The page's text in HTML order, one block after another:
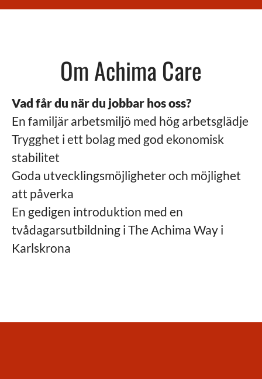
Om Achima Care
Vad får du när du jobbar hos oss?
En familjär arbetsmiljö med hög arbetsglädje
Trygghet i ett bolag med god ekonomisk
stabilitet
Goda utvecklingsmöjligheter och möjlighet
att påverka
En gedigen introduktion med en
tvådagarsutbildning i The Achima Way i
Karlskrona